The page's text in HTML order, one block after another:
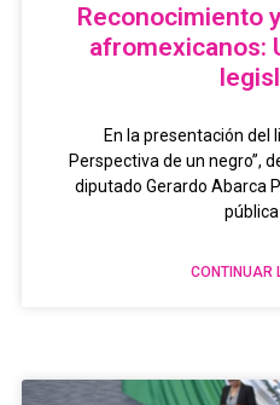
Reconocimiento
afromexicanos:
En la presentación del
Perspectiva de un negro”,
diputado Gerardo Abarca
CONTINUAR